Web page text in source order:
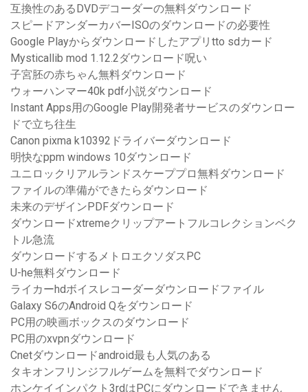
互換性のあるDVDデコーダーの無料ダウンロード
スピードアンダーカバーISOのダウンロードの必要性
Google Playからダウンロードしたアプリtto sdカード
Mysticallib mod 1.12.2ダウンロード呪い
子宮胚の赤ちゃん無料ダウンロード
ウォーハンマー40k pdf小説ダウンロード
Instant Apps用のGoogle Play開発者サービスのダウンロー
ドで立ち往生
Canon pixma k10392ドライバーダウンロード
明快なppm windows 10ダウンロード
ユニロックリアルランドスケーププロ無料ダウンロード
ファイルの準備ができたらダウンロード
未来のデザインPDFダウンロード
ダウンロードxtremeクリップアートフルコレクションベク
トル急流
ダウンロードするメトロエクソダスPC
U-he無料ダウンロード
ライカーhdボイスレコーダーダウンロードファイル
Galaxy S6のAndroid Qをダウンロード
PC用の映画ボックスのダウンロード
PC用のxvpnダウンロード
Cnetダウンロードandroid最も人気のある
タキオンフリンジフルゲームを無料でダウンロード
ホンケイインパクト3rdはPCにダウンロードできません